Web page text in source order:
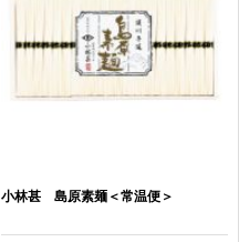
小林甚 島原素麺＜常温便＞